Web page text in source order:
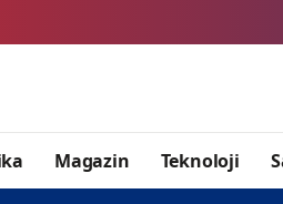
ALDER
Magazin Teknoloji